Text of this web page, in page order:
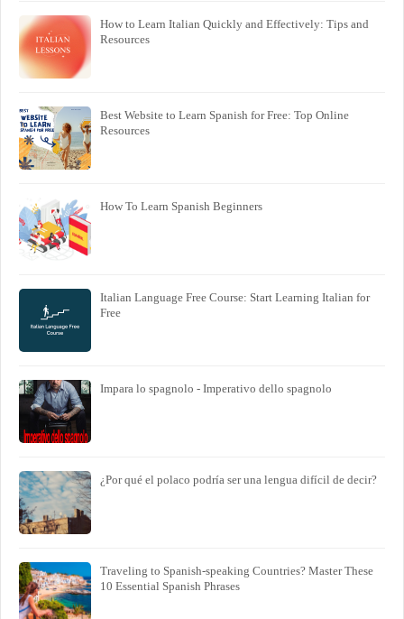
How to Learn Italian Quickly and Effectively: Tips and
Resources
Best Website to Learn Spanish for Free: Top Online
Resources
How To Learn Spanish Beginners
Italian Language Free Course: Start Learning Italian for
Free
Impara lo spagnolo - Imperativo dello spagnolo
¿Por qué el polaco podría ser una lengua difícil de decir?
Traveling to Spanish-speaking Countries? Master These
10 Essential Spanish Phrases